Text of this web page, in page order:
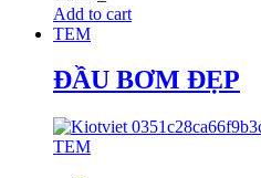
Add to cart
TEM
ĐẦU BƠM ĐẸP
TEM